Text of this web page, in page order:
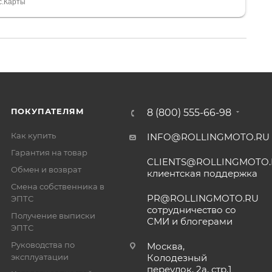
ПОКУПАТЕЛЯМ
Как купить
Гарантия на товар
Обмен и возврат
Смена собственника в
ЭПТС
Получение выписки
ЭПТС
Руководства по
эксплуатации
8 (800) 555-66-98
INFO@ROLLINGMOTO.RU
клиентская поддержка
PR@ROLLINGMOTO.RU
сотрудничество со
СМИ и блогерами
Москва,
Колодезный
переулок, 2а, стр.1